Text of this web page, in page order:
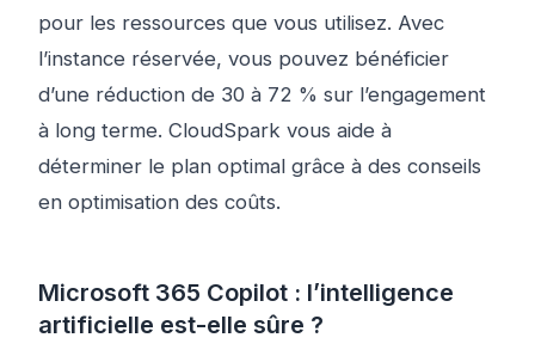
pour les ressources que vous utilisez. Avec
l’instance réservée, vous pouvez bénéficier
d’une réduction de 30 à 72 % sur l’engagement
à long terme. CloudSpark vous aide à
déterminer le plan optimal grâce à des conseils
en optimisation des coûts.
Microsoft 365 Copilot : l’intelligence
artificielle est-elle sûre ?